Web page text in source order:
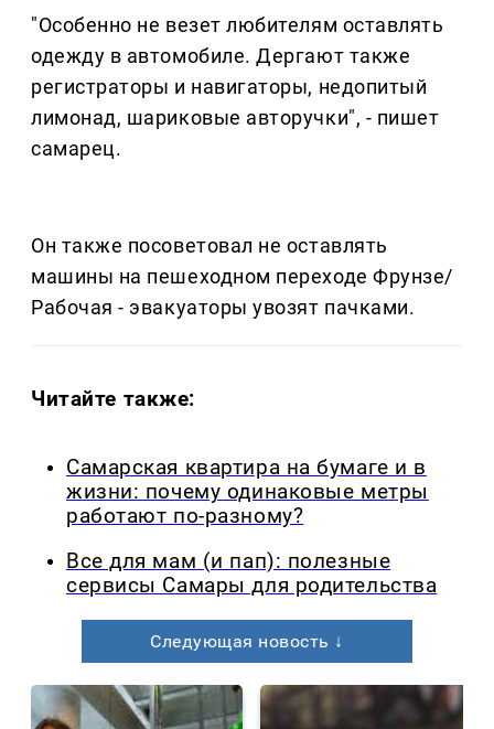
"Особенно не везет любителям оставлять
одежду в автомобиле. Дергают также
регистраторы и навигаторы, недопитый
лимонад, шариковые авторучки", - пишет
самарец.
Он также посоветовал не оставлять
машины на пешеходном переходе Фрунзе/
Рабочая - эвакуаторы увозят пачками.
Читайте также:
Самарская квартира на бумаге и в
жизни: почему одинаковые метры
работают по-разному?
Все для мам (и пап): полезные
сервисы Самары для родительства
Следующая новость ↓